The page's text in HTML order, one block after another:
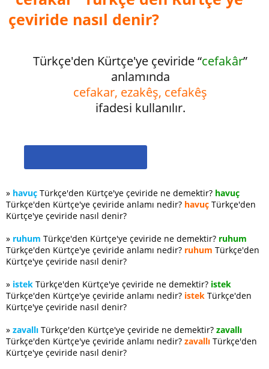
çeviride nasıl denir?
Türkçe'den Kürtçe'ye çeviride “cefakâr”
anlamında
cefakar, ezakêş, cefakêş
ifadesi kullanılır.
» havuç Türkçe'den Kürtçe'ye çeviride ne demektir? havuç
Türkçe'den Kürtçe'ye çeviride anlamı nedir? havuç Türkçe'den
Kürtçe'ye çeviride nasıl denir?
» ruhum Türkçe'den Kürtçe'ye çeviride ne demektir? ruhum
Türkçe'den Kürtçe'ye çeviride anlamı nedir? ruhum Türkçe'den
Kürtçe'ye çeviride nasıl denir?
» istek Türkçe'den Kürtçe'ye çeviride ne demektir? istek
Türkçe'den Kürtçe'ye çeviride anlamı nedir? istek Türkçe'den
Kürtçe'ye çeviride nasıl denir?
» zavallı Türkçe'den Kürtçe'ye çeviride ne demektir? zavallı
Türkçe'den Kürtçe'ye çeviride anlamı nedir? zavallı Türkçe'den
Kürtçe'ye çeviride nasıl denir?